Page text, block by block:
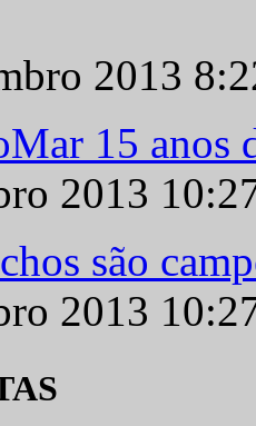
2013
15 anos
2013
são
2013